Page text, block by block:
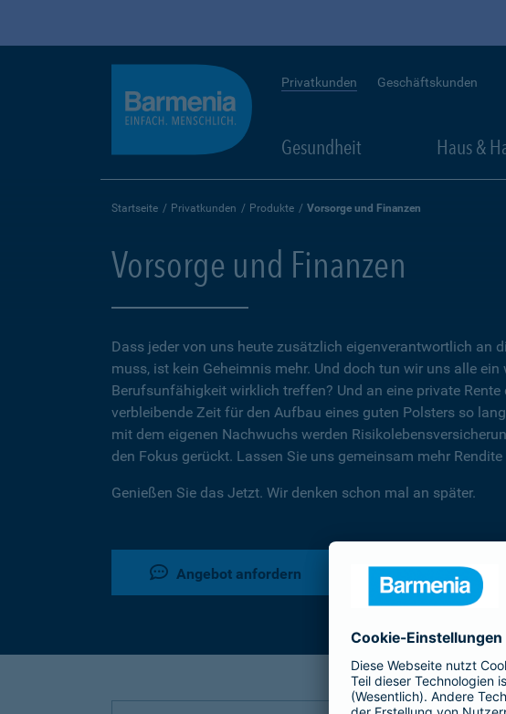
Privatkunden Geschäftskunden
Gesundheit Haus &
Startseite Privatkunden Produkte Vorsorge und Finanzen
Vorsorge und Finanzen
Dass jeder von uns heute zusätzlich eigenverantwortlich an
muss, ist kein Geheimnis mehr. Und doch tun wir uns alle
Berufsunfähigkeit wirklich treffen? Und an eine private
verbleibende Zeit für den Aufbau eines guten Polsters so
mit dem eigenen Nachwuchs werden
den Fokus gerückt. Lassen Sie uns gemeinsam mehr
Genießen Sie das Jetzt. Wir denken schon mal an später.
Angebot anfordern